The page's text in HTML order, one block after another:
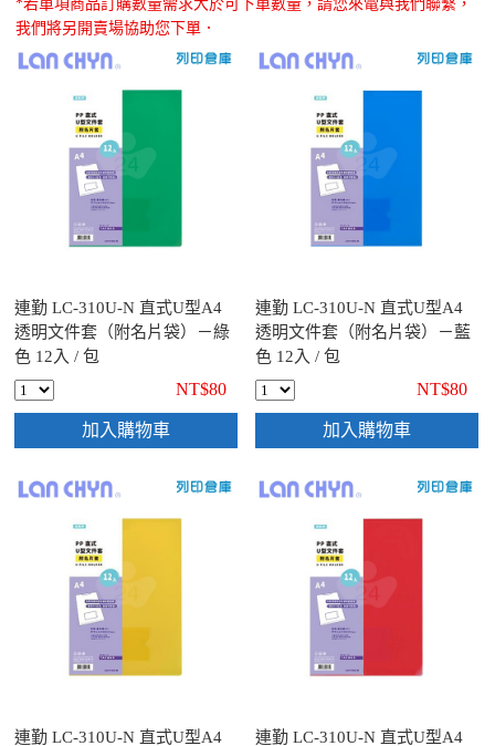
*若單項商品訂購數量需求大於可下單數量，請您來電與我們聯繫，
我們將另開賣場協助您下單．
連勤 LC-310U-N 直式U型A4
透明文件套（附名片袋）－綠
色 12入 / 包
NT$80
加入購物車
連勤 LC-310U-N 直式U型A4
透明文件套（附名片袋）－藍
色 12入 / 包
NT$80
加入購物車
連勤 LC-310U-N 直式U型A4
連勤 LC-310U-N 直式U型A4